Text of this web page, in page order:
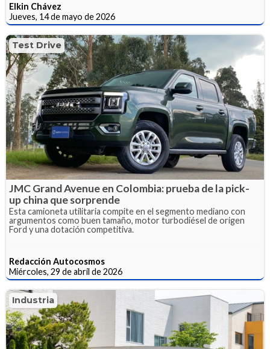
Elkin Chávez
Jueves, 14 de mayo de 2026
Test Drive
JMC Grand Avenue en Colombia: prueba de la pick-
up china que sorprende
Esta camioneta utilitaria compite en el segmento mediano con
argumentos como buen tamaño, motor turbodiésel de origen
Ford y una dotación competitiva.
Redacción Autocosmos
Miércoles, 29 de abril de 2026
Industria